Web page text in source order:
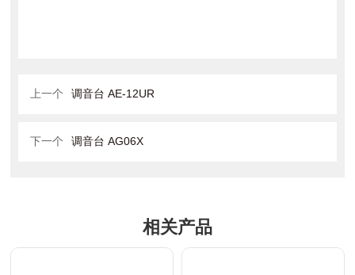
上一个 调音台 AE-12UR
下一个 调音台 AG06X
相关产品